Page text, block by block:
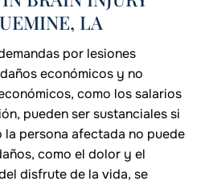
LA
por lesiones
económicos y no
como los salarios
pueden ser sustanciales si
la persona afectada no puede
como el dolor y el
disfrute de la vida, se